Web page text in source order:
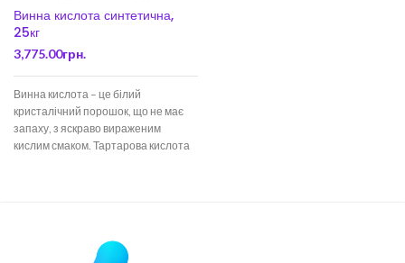
Винна кислота синтетична,
25кг
3,775.00грн.
Винна кислота – це білий
кристалічний порошок, що не має
запаху, з яскраво вираженим
кислим смаком. Тартарова кислота